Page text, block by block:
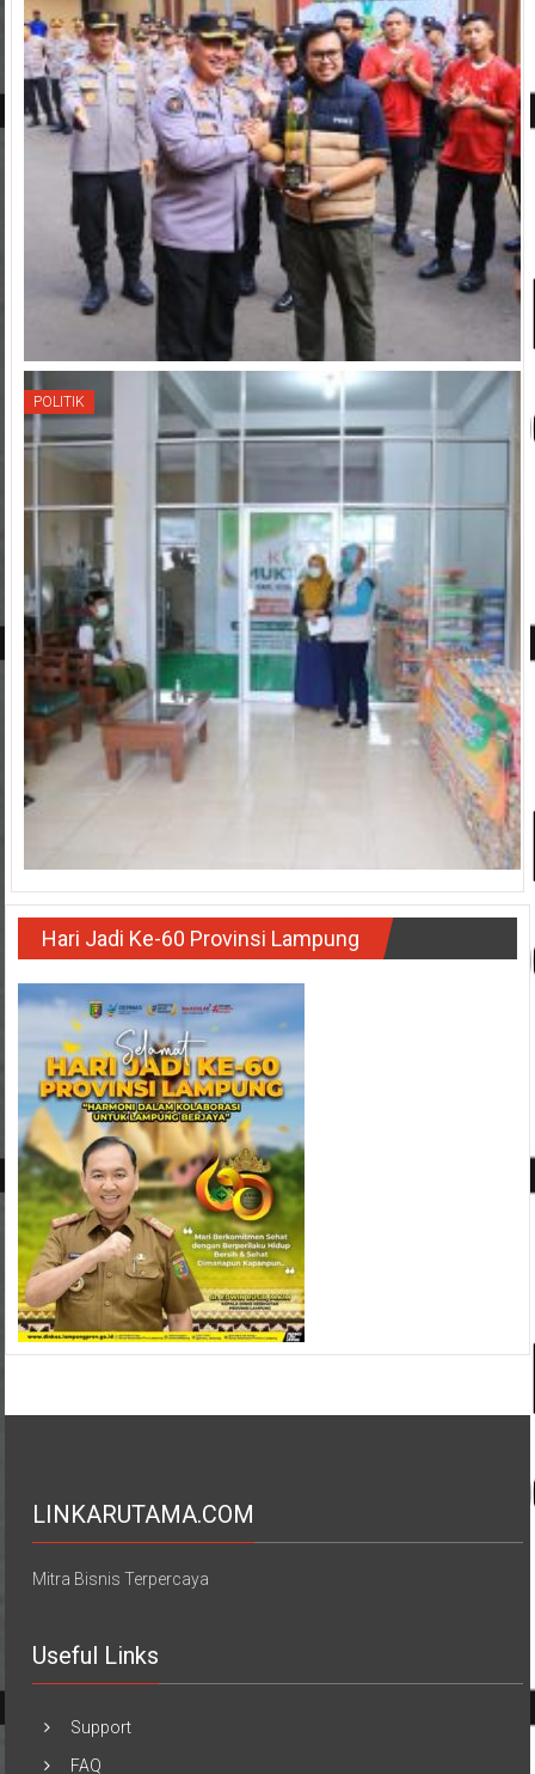
POLITIK
Hari Jadi Ke-60 Provinsi Lampung
LINKARUTAMA.COM
Mitra Bisnis Terpercaya
Useful Links
Support
FAQ